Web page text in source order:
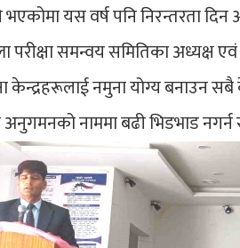
यस वर्ष पनि निरन्तरता दिन
परीक्षा समन्वय समितिका अध्यक्ष
केन्द्रहरूलाई नमुना योग्य बनाउन
नाममा बढी भिडभाड नगर्न